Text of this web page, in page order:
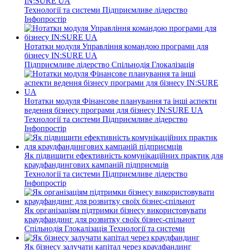
Технології та системи Підприємливе лідерство
Інфопростір
Нотатки модуля Управління командою програми для
бізнесу IN:SURE UA
Підприємливе лідерство Спільнодія Глокалізація
Нотатки модуля Фінансове планування та інші аспекти
ведення бізнесу програми для бізнесу IN:SURE UA
Технології та системи Підприємливе лідерство
Інфопростір
Як підвищити ефективність комунікаційних практик для
краудфандингових кампаній підприємців
Технології та системи Підприємливе лідерство
Інфопростір
Як організаціям підтримки бізнесу використовувати
краудфандинг для розвитку своїх бізнес-спільнот
Спільнодія Глокалізація Технології та системи
Як бізнесу залучати капітал через краудфандинг